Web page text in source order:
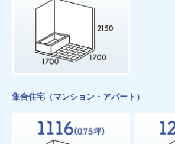
集合住宅（マンション・アパート）